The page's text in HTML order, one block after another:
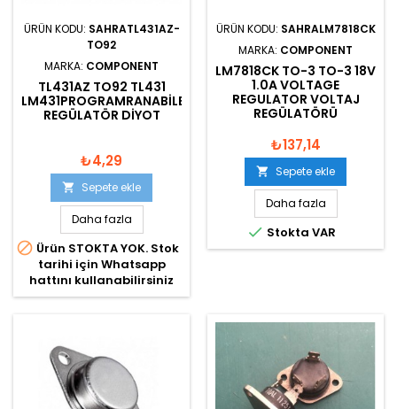
ÜRÜN KODU: SAHRATL431AZ-
TO92
MARKA: COMPONENT
TL431AZ TO92 TL431
LM431PROGRAMRANABILEN
REGÜLATÖR DIYOT
₺4,29
 Sepete ekle
Daha fazla
 Ürün STOKTA YOK. Stok
tarihi için Whatsapp
hattını kullanabilirsiniz
ÜRÜN KODU: SAHRALM7818CK
MARKA: COMPONENT
LM7818CK TO-3 TO-3 18V
1.0A VOLTAGE
REGULATOR VOLTAJ
REGÜLATÖRÜ
₺137,14
 Sepete ekle
Daha fazla
 Stokta VAR